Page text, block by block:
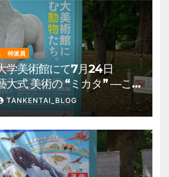
特派員
学美術館にて7月24日
大式 美術の “ミカタ” ―こ
なる―』を開催。 上野公
物館 混雑情報他
TANKENTAI_BLOG